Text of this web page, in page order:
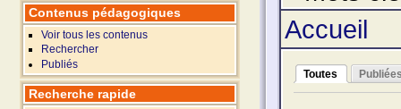
Accueil
Toutes
Contenus pédagogiques
Voir tous les contenus
Rechercher
Publiés
Recherche rapide